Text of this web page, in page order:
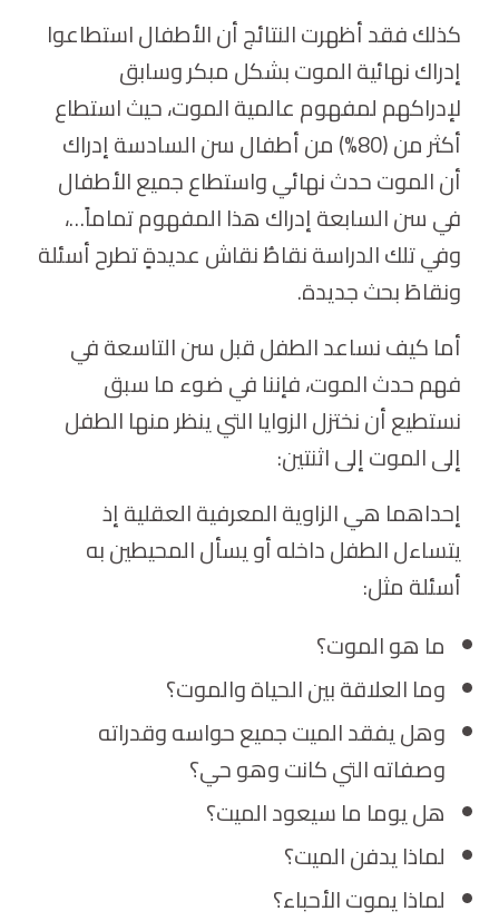
كذلك فقد أظهرت النتائج أن الأطفال استطاعوا
إدراك نهائية الموت بشكل مبكر وسابق
لإدراكهم لمفهوم عالمية الموت، حيث استطاع
أكثر من (80%) من أطفال سن السادسة إدراك
أن الموت حدث نهائي واستطاع جميع الأطفال
في سن السابعة إدراك هذا المفهوم تماماً…،
وفي تلك الدراسة نقاطُ نقاش عديدةٍ تطرح أسئلة
ونقاطَ بحث جديدة.
أما كيف نساعد الطفل قبل سن التاسعة في
فهم حدث الموت، فإننا في ضوء ما سبق
نستطيع أن نختزل الزوايا التي ينظر منها الطفل
إلى الموت إلى اثنتين:
إحداهما هي الزاوية المعرفية العقلية إذ
يتساءل الطفل داخله أو يسأل المحيطين به
أسئلة مثل:
ما هو الموت؟
وما العلاقة بين الحياة والموت؟
وهل يفقد الميت جميع حواسه وقدراته
وصفاته التي كانت وهو حي؟
هل يوما ما سيعود الميت؟
لماذا يدفن الميت؟
لماذا يموت الأحباء؟